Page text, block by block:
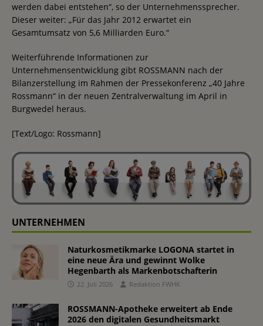
werden dabei entstehen“, so der Unternehmenssprecher.
Dieser weiter: „Für das Jahr 2012 erwartet ein
Gesamtumsatz von 5,6 Milliarden Euro.“
Weiterführende Informationen zur
Unternehmensentwicklung gibt ROSSMANN nach der
Bilanzerstellung im Rahmen der Pressekonferenz „40 Jahre
Rossmann“ in der neuen Zentralverwaltung im April in
Burgwedel heraus.
[Text/Logo: Rossmann]
UNTERNEHMEN
Naturkosmetikmarke LOGONA startet in
eine neue Ära und gewinnt Wolke
Hegenbarth als Markenbotschafterin
22. Juli 2026 Redaktion FWHK
ROSSMANN-Apotheke erweitert ab Ende
2026 den digitalen Gesundheitsmarkt